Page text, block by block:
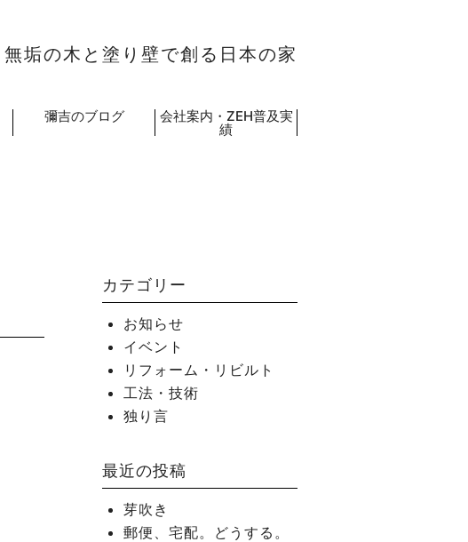
無垢の木と塗り壁で創る日本の家
彌吉のブログ 会社案内・ZEH普及実
績
カテゴリー
お知らせ
イベント
リフォーム・リビルト
工法・技術
独り言
最近の投稿
芽吹き
郵便、宅配。どうする。